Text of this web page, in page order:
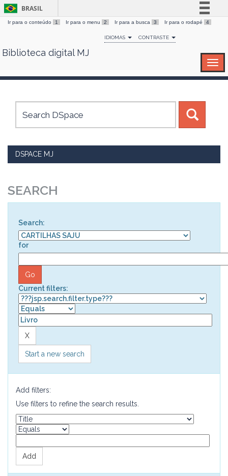
Skip
BRASIL
Simplifique!
Comunica BR
Canais
Ir para o conteúdo 1 Ir para o menu 2 Ir para a busca 3 Ir para o rodapé 4
IDIOMAS CONTRASTE
Biblioteca digital MJ
DSPACE MJ
SEARCH
Search:
for
Current filters:
Start a new search
Add filters:
Use filters to refine the search results.